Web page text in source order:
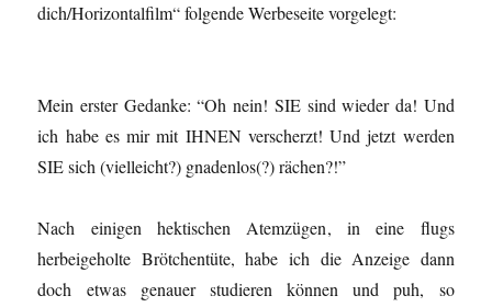
dich/Horizontalfilm“ folgende Werbeseite vorgelegt:
Mein erster Gedanke: “Oh nein! SIE sind wieder da! Und
ich habe es mir mit IHNEN verscherzt! Und jetzt werden
SIE sich (vielleicht?) gnadenlos(?) rächen?!”
Nach einigen hektischen Atemzügen, in eine flugs
herbeigeholte Brötchentüte, habe ich die Anzeige dann
doch etwas genauer studieren können und puh, so